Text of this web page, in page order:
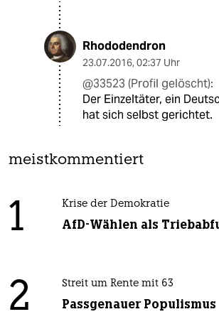
Rhododendron
23.07.2016, 02:37 Uhr
@33523 (Profil gelöscht):
Der Einzeltäter, ein
hat sich selbst gerichtet.
meistkommentiert
1 Krise der Demokratie
AfD-Wählen als
2 Streit um Rente mit 63
Passgenauer Populismus